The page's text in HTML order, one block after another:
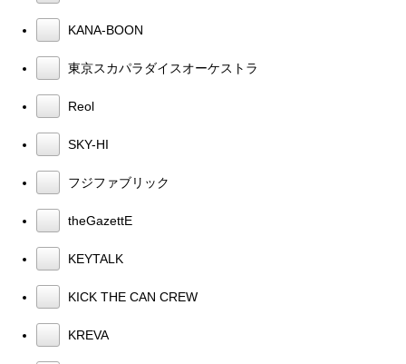
KANA-BOON
東京スカパラダイスオーケストラ
Reol
SKY-HI
フジファブリック
theGazettE
KEYTALK
KICK THE CAN CREW
KREVA